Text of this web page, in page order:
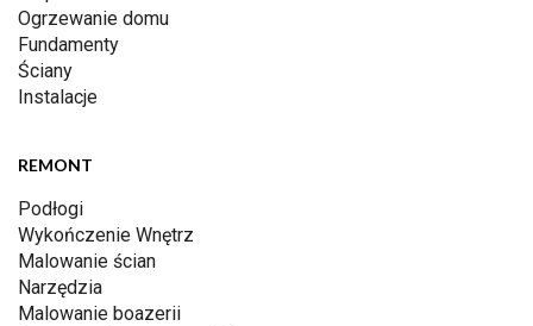
Ogrzewanie domu
Fundamenty
Ściany
Instalacje
REMONT
Podłogi
Wykończenie Wnętrz
Malowanie ścian
Narzędzia
Malowanie boazerii